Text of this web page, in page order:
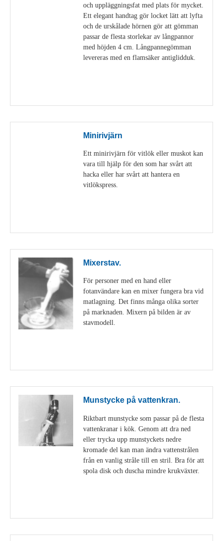
och uppläggningsfat med plats för mycket.
Ett elegant handtag gör locket lätt att lyfta
och de urskålade hörnen gör att gömman
passar de flesta storlekar av långpannor
med höjden 4 cm. Långpannegömman
levereras med en flamsäker antiglidduk.
Minirivjärn
Ett minirivjärn för vitlök eller muskot kan
vara till hjälp för den som har svårt att
hacka eller har svårt att hantera en
vitlökspress.
Mixerstav.
För personer med en hand eller
fotanvändare kan en mixer fungera bra vid
matlagning. Det finns många olika sorter
på marknaden. Mixern på bilden är av
stavmodell.
Munstycke på vattenkran.
Riktbart munstycke som passar på de flesta
vattenkranar i kök. Genom att dra ned
eller trycka upp munstyckets nedre
kromade del kan man ändra vattenstrålen
från en vanlig stråle till en stril. Bra för att
spola disk och duscha mindre krukväxter.